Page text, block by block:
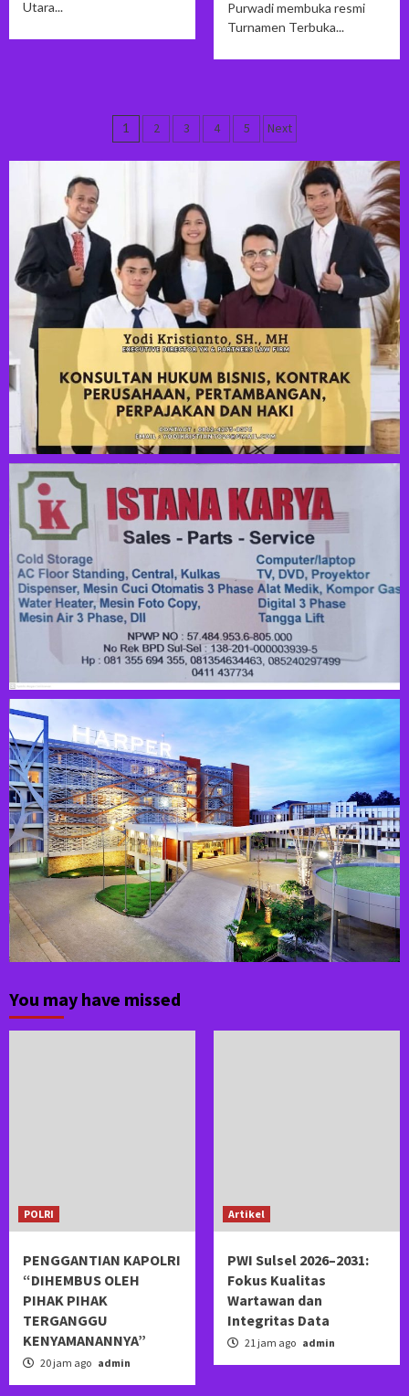
Utara...
Purwadi membuka resmi
Turnamen Terbuka...
Navigasi
pos
1 2 3 4 5 Next
You may have missed
POLRI
PENGGANTIAN KAPOLRI
“DIHEMBUS OLEH
PIHAK PIHAK
TERGANGGU
KENYAMANANNYA”
20 jam ago admin
Artikel
PWI Sulsel 2026–2031:
Fokus Kualitas
Wartawan dan
Integritas Data
21 jam ago admin